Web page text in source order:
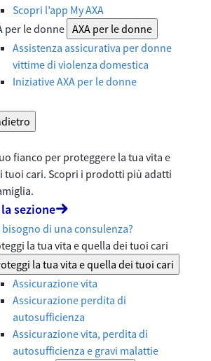
Scopri l’app My AXA
per le donne AXA per le donne
Assistenza assicurativa per donne
vittime di violenza domestica
Iniziative AXA per le donne
fianco per proteggere la tua vita e
tuoi cari. Scopri i prodotti più adatti
sezione
bisogno di una consulenza?
la tua vita e quella dei tuoi cari
la tua vita e quella dei tuoi cari
Assicurazione vita
Assicurazione perdita di
autosufficienza
Assicurazione vita, perdita di
autosufficienza e gravi malattie